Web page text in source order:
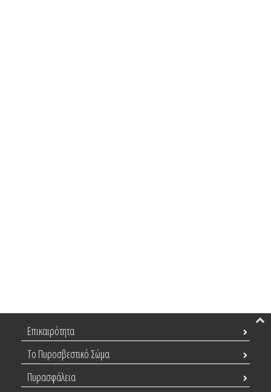
Επικαιρότητα
Το Πυροσβεστικό Σώμα
Πυρασφάλεια